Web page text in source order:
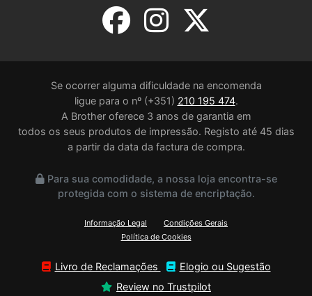
Se ocorrer alguma dificuldade na encomenda
ligue para o nº (+351) 210 195 474.
A Brother oferece 3 anos de garantia em
todos os seus produtos de impressão. Registo até 45 dias
a partir da data da factura de compra.
Para sua comodidade, a nossa loja encontra-se
protegida com o sistema de encriptação.
Informação Legal
Condições Gerais
Política de Cookies
Livro de Reclamações
Elogio ou Sugestão
Review no Trustpilot